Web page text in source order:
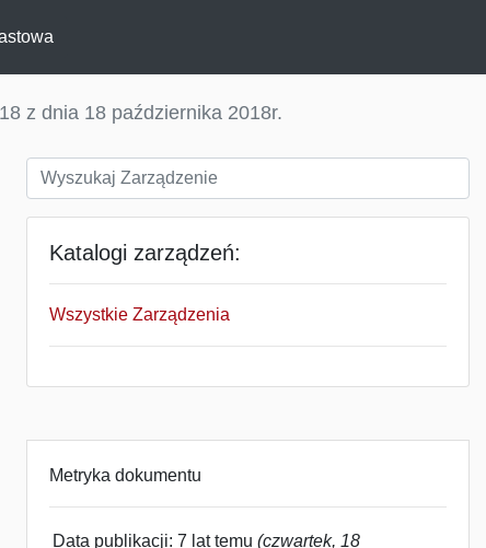
z dnia 18 października 2018r.
Katalogi zarządzeń:
Wszystkie Zarządzenia
Metryka dokumentu
Data publikacji: 7 lat temu (czwartek, 18